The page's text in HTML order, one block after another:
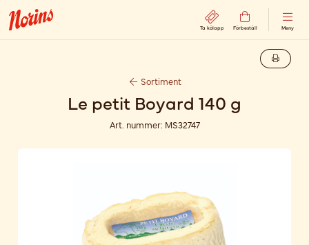
Ta kölapp Förbeställ Meny
Sortiment
Le petit Boyard 140 g
Art. nummer: MS32747